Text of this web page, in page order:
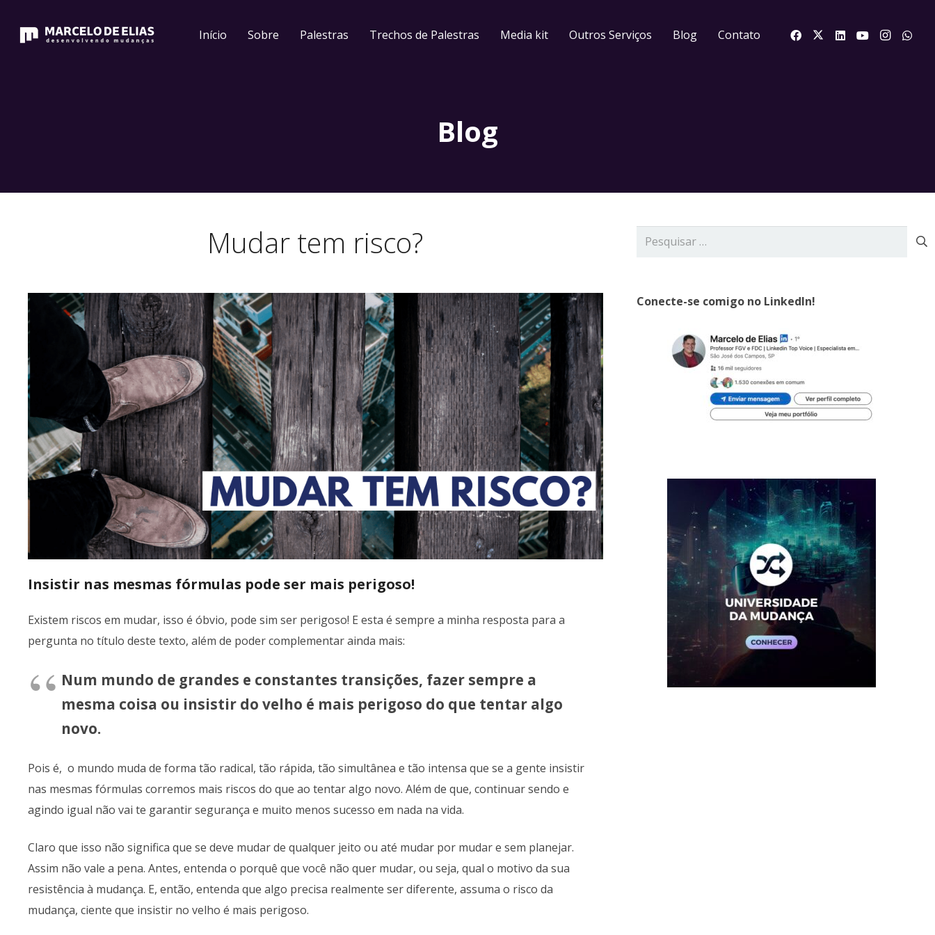
Início Sobre Palestras Trechos de Palestras Media kit Outros Serviços Blog Contato
Blog
Mudar tem risco?
Insistir nas mesmas fórmulas pode ser mais perigoso!
Existem riscos em mudar, isso é óbvio, pode sim ser perigoso! E esta é sempre a minha resposta para a
pergunta no título deste texto, além de poder complementar ainda mais:
Num mundo de grandes e constantes transições, fazer sempre a
mesma coisa ou insistir do velho é mais perigoso do que tentar algo
novo.
Pois é, o mundo muda de forma tão radical, tão rápida, tão simultânea e tão intensa que se a gente insistir
nas mesmas fórmulas corremos mais riscos do que ao tentar algo novo. Além de que, continuar sendo e
agindo igual não vai te garantir segurança e muito menos sucesso em nada na vida.
Claro que isso não significa que se deve mudar de qualquer jeito ou até mudar por mudar e sem planejar.
Assim não vale a pena. Antes, entenda o porquê que você não quer mudar, ou seja, qual o motivo da sua
resistência à mudança. E, então, entenda que algo precisa realmente ser diferente, assuma o risco da
mudança, ciente que insistir no velho é mais perigoso.
Pesquisar
Conecte-se comigo no LinkedIn!